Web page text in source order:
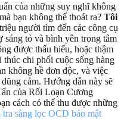
của những suy nghĩ không
bạn không thể thoát ra? Tôi
người tìm đến các công cụ
tỏ và bình yên trong tâm
được thấu hiểu, hoặc thậm
chi phối cuộc sống hàng
không hề đơn độc, và việc
cảm. Hướng dẫn này sẽ
của Rối Loạn Cương
cách có thể thu được những
tra sàng lọc OCD bảo mật